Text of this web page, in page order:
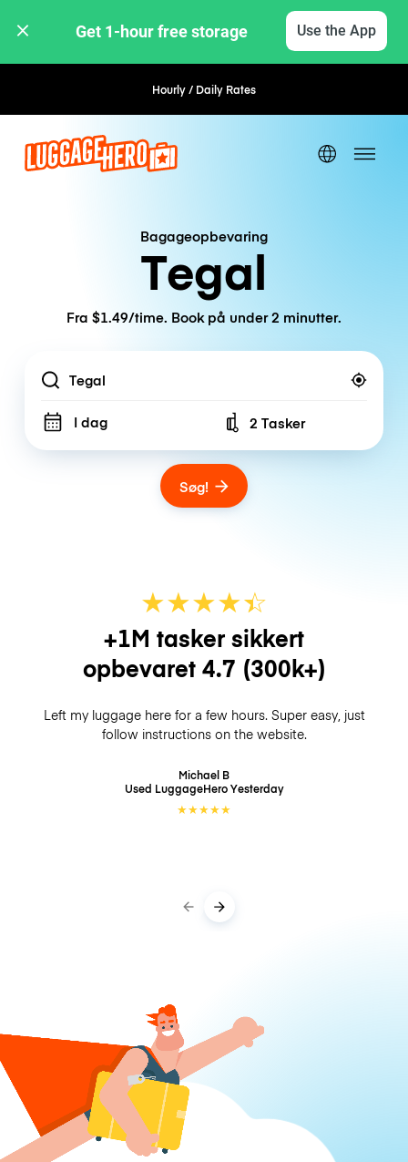
Get 1-hour free storage Use the App
Hourly / Daily RatesFlexible Booking
Bagageopbevaring
Tegal
Fra $1.49/time. Book på under 2 minutter.
Location
I dag Number of bags
2 Tasker
Søg!
★★★★☆
★
+1M tasker sikkert
opbevaret 4.7 (300k+)
Left my luggage here for a few hours. Super easy, just
follow instructions on the website.
Michael B
Used LuggageHeroYesterday
★★★★★